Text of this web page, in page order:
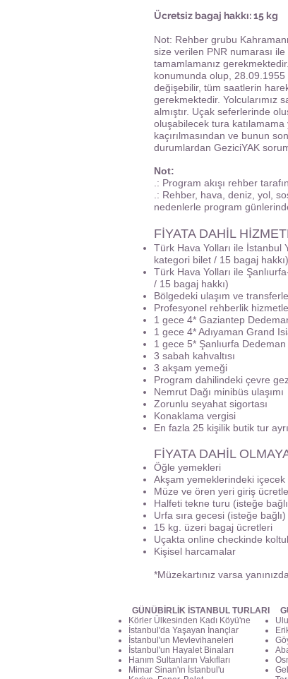
Ücretsiz bagaj hakkı: 15 kg
Not: Rehber grubu
size verilen PNR numarası
tamamlamanız
konumunda olup,
değişebilir, tüm saatlerin
gerekmektedir. Yolcularımız
almıştır. Uçak seferlerinde
oluşabilecek tura
kaçırılmasından ve bunun
durumlardan GeziciYAK
Not:
.: Program akışı rehber
.: Rehber, hava, deniz, yol,
nedenlerle program
FİYATA DAHİL
Türk Hava Yolları ile İstanbul
kategori bilet / 15 bagaj hakkı)
Türk Hava Yolları ile
/ 15 bagaj hakkı)
Bölgedeki ulaşım ve
Profesyonel rehberlik
1 gece 4* Gaziantep
1 gece 4* Adıyaman Grand
1 gece 5* Şanlıurfa
3 sabah kahvaltısı
3 akşam yemeği
Program dahilindeki çevre
Nemrut Dağı minibüs ulaşımı
Zorunlu seyahat sigortası
Konaklama vergisi
En fazla 25 kişilik butik tur
FİYATA DAHİL
Öğle yemekleri
Akşam yemeklerindeki içecek
Müze ve ören yeri giriş
Halfeti tekne turu (isteğe
Urfa sıra gecesi (isteğe bağlı)
15 kg. üzeri bagaj ücretleri
Uçakta online checkinde
Kişisel harcamalar
*Müzekartınız varsa
GÜNÜBİRLİK İSTANBUL TURLARI
Körler Ülkesinden Kadı Köyü'ne
İstanbul'da Yaşayan İnançlar
İstanbul'un Mevlevihaneleri
İstanbul'un Hayalet Binaları
Hanım Sultanların Vakıfları
Mimar Sinan'ın İstanbul'u